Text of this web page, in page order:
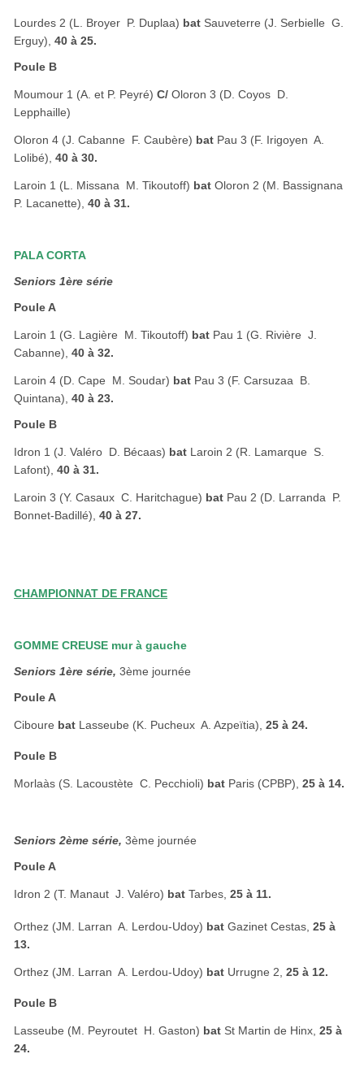
Lourdes 2 (L. Broyer  P. Duplaa) bat Sauveterre (J. Serbielle  G.
Erguy),40 à 25.
Poule B
Moumour 1 (A. et P. Peyré)C/Oloron 3 (D. Coyos  D.
Lepphaille)
Oloron 4 (J. Cabanne  F. Caubère) bat Pau 3 (F. Irigoyen  A.
Lolibé),40 à 30.
Laroin 1 (L. Missana  M. Tikoutoff) bat Oloron 2 (M. Bassignana 
P. Lacanette),40 à 31.
PALA CORTA
Seniors 1ère série
Poule A
Laroin 1 (G. Lagière  M. Tikoutoff) bat Pau 1 (G. Rivière  J.
Cabanne),40 à 32.
Laroin 4 (D. Cape  M. Soudar) bat Pau 3 (F. Carsuzaa  B.
Quintana),40 à 23.
Poule B
Idron 1 (J. Valéro  D. Bécaas) bat Laroin 2 (R. Lamarque  S.
Lafont),40 à 31.
Laroin 3 (Y. Casaux  C. Haritchague) bat Pau 2 (D. Larranda  P.
Bonnet-Badillé),40 à 27.
CHAMPIONNAT DE FRANCE
GOMME CREUSE mur à gauche
Seniors 1ère série, 3ème journée
Poule A
Ciboure bat Lasseube (K. Pucheux  A. Azpeïtia),25 à 24.
Poule B
Morlaàs (S. Lacoustète  C. Pecchioli) bat Paris (CPBP), 25 à 14.
Seniors 2ème série, 3ème journée
Poule A
Idron 2 (T. Manaut  J. Valéro) batTarbes,25 à 11.
Orthez (JM. Larran  A. Lerdou-Udoy) bat Gazinet Cestas,25 à
13.
Orthez (JM. Larran  A. Lerdou-Udoy) bat Urrugne 2,25 à 12.
Poule B
Lasseube (M. Peyroutet  H. Gaston) bat St Martin de Hinx,25 à
24.